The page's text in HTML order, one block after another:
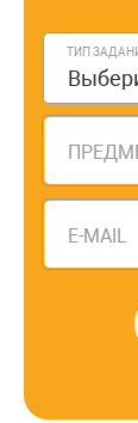
ТИП
E-MAIL